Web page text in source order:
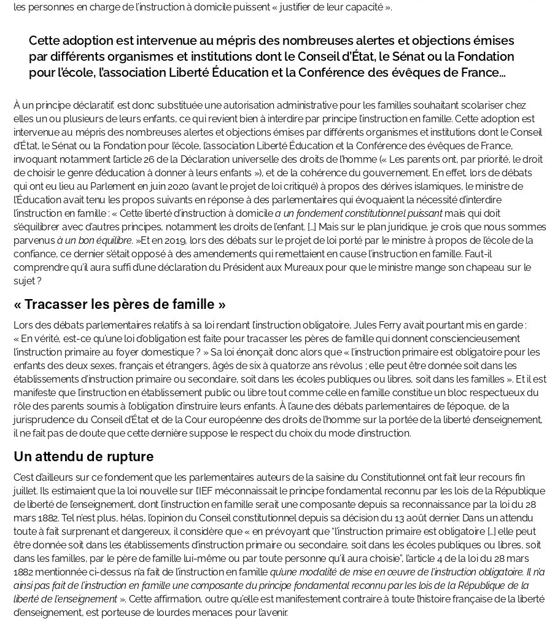
les personnes en charge de l’instruction à domicile puissent « justifier de leur capacité ».
Cette adoption est intervenue au mépris des nombreuses alertes et objections émises
par différents organismes et institutions dont le Conseil d’État, le Sénat ou la Fondation
pour l’école, l’association Liberté Éducation et la Conférence des évêques de France…
À un principe déclaratif, est donc substituée une autorisation administrative pour les familles souhaitant scolariser chez
elles un ou plusieurs de leurs enfants, ce qui revient bien à interdire par principe l’instruction en famille. Cette adoption est
intervenue au mépris des nombreuses alertes et objections émises par différents organismes et institutions dont le Conseil
d’État, le Sénat ou la Fondation pour l’école, l’association Liberté Éducation et la Conférence des évêques de France,
invoquant notamment l’article 26 de la Déclaration universelle des droits de l’homme (« Les parents ont, par priorité, le droit
de choisir le genre d’éducation à donner à leurs enfants »), et de la cohérence du gouvernement. En effet, lors de débats
qui ont eu lieu au Parlement en juin 2020 (avant le projet de loi critiqué) à propos des dérives islamiques, le ministre de
l’Éducation avait tenu les propos suivants en réponse à des parlementaires qui évoquaient la nécessité d’interdire
l’instruction en famille : « Cette liberté d’instruction à domicilea un fondement constitutionnel puissant mais qui doit
s’équilibrer avec d’autres principes, notamment les droits de l’enfant. […] Mais sur le plan juridique, je crois que nous sommes
parvenusà un bon équilibre. »Et en 2019, lors des débats sur le projet de loi porté par le ministre à propos de l’école de la
confiance, ce dernier s’était opposé à des amendements qui remettaient en cause l’instruction en famille. Faut-il
comprendre qu’il aura suffi d’une déclaration du Président aux Mureaux pour que le ministre mange son chapeau sur le
sujet ?
« Tracasser les pères de famille »
Lors des débats parlementaires relatifs à sa loi rendant l’instruction obligatoire, Jules Ferry avait pourtant mis en garde :
« En vérité, est-ce qu’une loi d’obligation est faite pour tracasser les pères de famille qui donnent consciencieusement
l’instruction primaire au foyer domestique ? » Sa loi énonçait donc alors que « l’instruction primaire est obligatoire pour les
enfants des deux sexes, français et étrangers, âgés de six à quatorze ans révolus ; elle peut être donnée soit dans les
établissements d’instruction primaire ou secondaire, soit dans les écoles publiques ou libres, soit dans les familles ». Et il est
manifeste que l’instruction en établissement public ou libre tout comme celle en famille constitue un bloc respectueux du
rôle des parents soumis à l’obligation d’instruire leurs enfants. À l’aune des débats parlementaires de l’époque, de la
jurisprudence du Conseil d’État et de la Cour européenne des droits de l’homme sur la portée de la liberté d’enseignement,
il ne fait pas de doute que cette dernière suppose le respect du choix du mode d’instruction.
Un attendu de rupture
C’est d’ailleurs sur ce fondement que les parlementaires auteurs de la saisine du Constitutionnel ont fait leur recours fin
juillet. Ils estimaient que la loi nouvelle sur l’IEF méconnaissait le principe fondamental reconnu par les lois de la République
de liberté de l’enseignement, dont l’instruction en famille serait une composante depuis sa reconnaissance par la loi du 28
mars 1882. Tel n’est plus, hélas, l’opinion du Conseil constitutionnel depuis sa décision du 13 août dernier. Dans un attendu
toute à fait surprenant et dangereux, il considère que « en prévoyant que “l’instruction primaire est obligatoire […] elle peut
être donnée soit dans les établissements d’instruction primaire ou secondaire, soit dans les écoles publiques ou libres, soit
dans les familles, par le père de famille lui-même ou par toute personne qu’il aura choisie”, l’article 4 de la loi du 28 mars
1882 mentionnée ci-dessus n’a fait de l’instruction en famille qu’une modalité de mise en œuvre de l’instruction obligatoire. Il n’a
ainsi pas fait de l’instruction en famille une composante du principe fondamental reconnu par les lois de la République de la
liberté de l’enseignement ». Cette affirmation, outre qu’elle est manifestement contraire à toute l’histoire française de la liberté
d’enseignement, est porteuse de lourdes menaces pour l’avenir.